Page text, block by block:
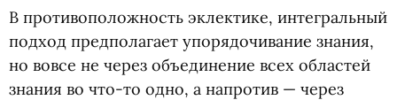
В противоположность эклектике, интегральный
подход предполагает упорядочивание знания,
но вовсе не через объединение всех областей
знания во что-то одно, а напротив — через